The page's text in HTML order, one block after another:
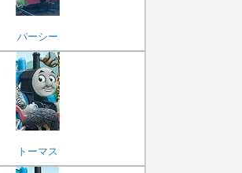
パーシー
トーマス